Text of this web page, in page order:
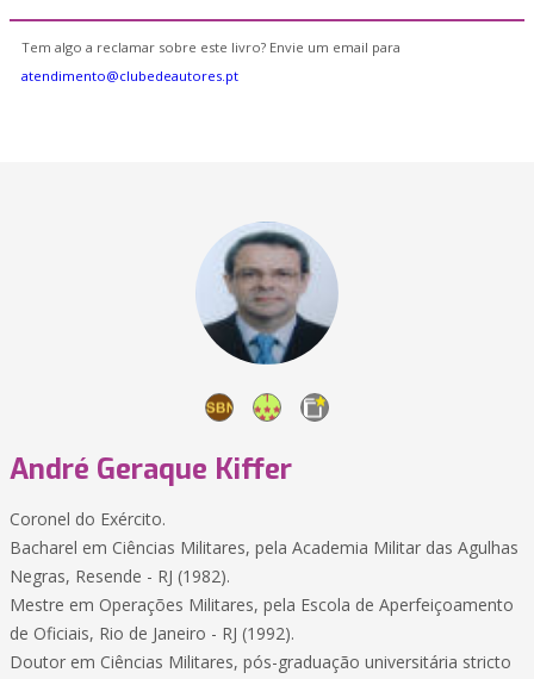
Tem algo a reclamar sobre este livro? Envie um email para
atendimento@clubedeautores.pt
André Geraque Kiffer
Coronel do Exército.
Bacharel em Ciências Militares, pela Academia Militar das Agulhas
Negras, Resende - RJ (1982).
Mestre em Operações Militares, pela Escola de Aperfeiçoamento
de Oficiais, Rio de Janeiro - RJ (1992).
Doutor em Ciências Militares, pós-graduação universitária stricto